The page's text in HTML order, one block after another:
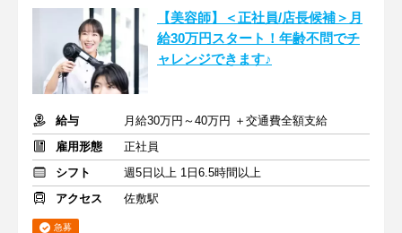
【美容師】＜正社員/店長候補＞月
給30万円スタート！年齢不問でチ
ャレンジできます♪
給与
月給30万円～40万円 ＋交通費全額支給
雇用形態
正社員
シフト
週5日以上 1日6.5時間以上
アクセス
佐敷駅
急募